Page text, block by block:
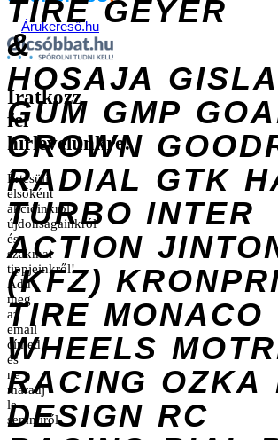
TIRE GEYER
&
HOSAJA
GUM GMP
CROWN
RADIAL GTK
TURBO INTER
ACTION
(KFZ)
TIRE MONACO
WHEELS
RACING OZKA
DESIGN RC
Árukereső.hu
Iratkozz
fel
hírlevelünkre!
Értesülj
elsőként
akcióinkról,
újdonságainkról
és
szakmai
tippjeinkről!
Add
meg
az
email
címed
és
ne
maradj
le
semmiről.